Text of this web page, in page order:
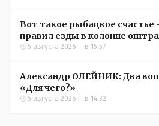
Вот такое рыбацкое счастье
правил езды в колонне
участников соревнований в
6 августа 2026 г. в 15:57
Александр ОЛЕЙНИК: Два
«Для чего?»
6 августа 2026 г. в 14:32